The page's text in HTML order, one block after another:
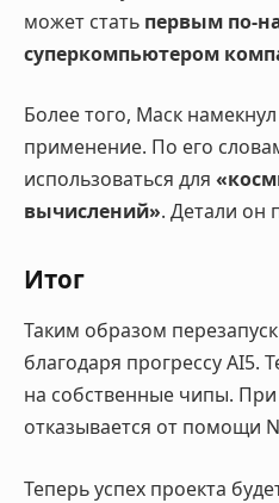
может стать первым по-
суперкомпьютером
Более того, Маск
применение. По его
использоваться для
вычислений». Детали он
Итог
Таким образом
благодаря прогрессу AI5.
на собственные чипы.
отказывается от помощи
Теперь успех проекта